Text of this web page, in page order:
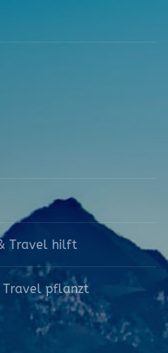
Travel hilft
Travel pflanzt